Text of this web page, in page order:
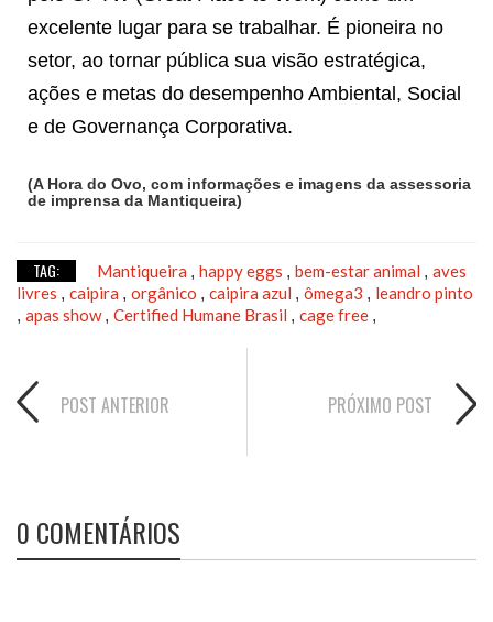
excelente lugar para se trabalhar. É pioneira no
setor, ao tornar pública sua visão estratégica,
ações e metas do desempenho Ambiental, Social
e de Governança Corporativa.
(A Hora do Ovo, com informações e imagens da assessoria
de imprensa da Mantiqueira)
TAG: Mantiqueira , happy eggs , bem-estar animal , aves
livres , caipira , orgânico , caipira azul , ômega3 , leandro pinto
, apas show, Certified Humane Brasil , cage free ,
POST ANTERIOR PRÓXIMO POST
0 COMENTÁRIOS